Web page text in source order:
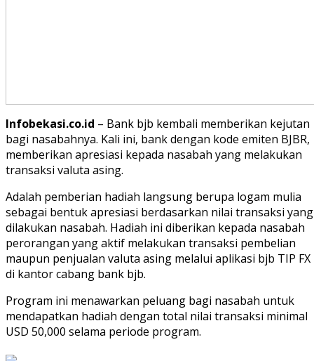
Infobekasi.co.id – Bank bjb kembali memberikan kejutan
bagi nasabahnya. Kali ini, bank dengan kode emiten BJBR,
memberikan apresiasi kepada nasabah yang melakukan
transaksi valuta asing.
Adalah pemberian hadiah langsung berupa logam mulia
sebagai bentuk apresiasi berdasarkan nilai transaksi yang
dilakukan nasabah. Hadiah ini diberikan kepada nasabah
perorangan yang aktif melakukan transaksi pembelian
maupun penjualan valuta asing melalui aplikasi bjb TIP FX
di kantor cabang bank bjb.
Program ini menawarkan peluang bagi nasabah untuk
mendapatkan hadiah dengan total nilai transaksi minimal
USD 50,000 selama periode program.